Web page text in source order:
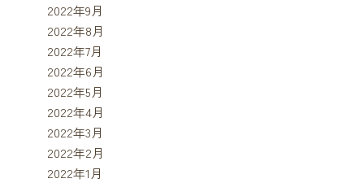
2022年9月
2022年8月
2022年7月
2022年6月
2022年5月
2022年4月
2022年3月
2022年2月
2022年1月